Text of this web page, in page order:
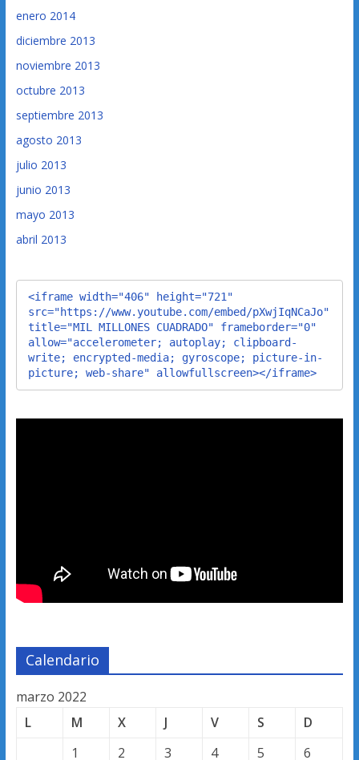
enero 2014
diciembre 2013
noviembre 2013
octubre 2013
septiembre 2013
agosto 2013
julio 2013
junio 2013
mayo 2013
abril 2013
<iframe width="406" height="721"
src="https://www.youtube.com/embed/pXwjIqNCaJo"
title="MIL MILLONES CUADRADO" frameborder="0"
allow="accelerometer; autoplay; clipboard-
write; encrypted-media; gyroscope; picture-in-
picture; web-share" allowfullscreen></iframe>
Calendario
marzo 2022
L
M X J V S
D
1
2 3 4 5 6